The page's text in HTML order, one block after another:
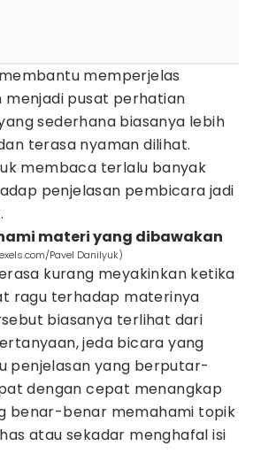
memperjelas
menjadi pusat perhatian
sederhana biasanya lebih
terasa nyaman dilihat.
membaca terlalu banyak
penjelasan pembicara jadi
materi yang dibawakan
Pavel Danilyuk)
kurang meyakinkan ketika
ragu terhadap materinya
biasanya terlihat dari
jeda bicara yang
penjelasan yang berputar-
dengan cepat menangkap
benar-benar memahami topik
atau sekadar menghafal isi